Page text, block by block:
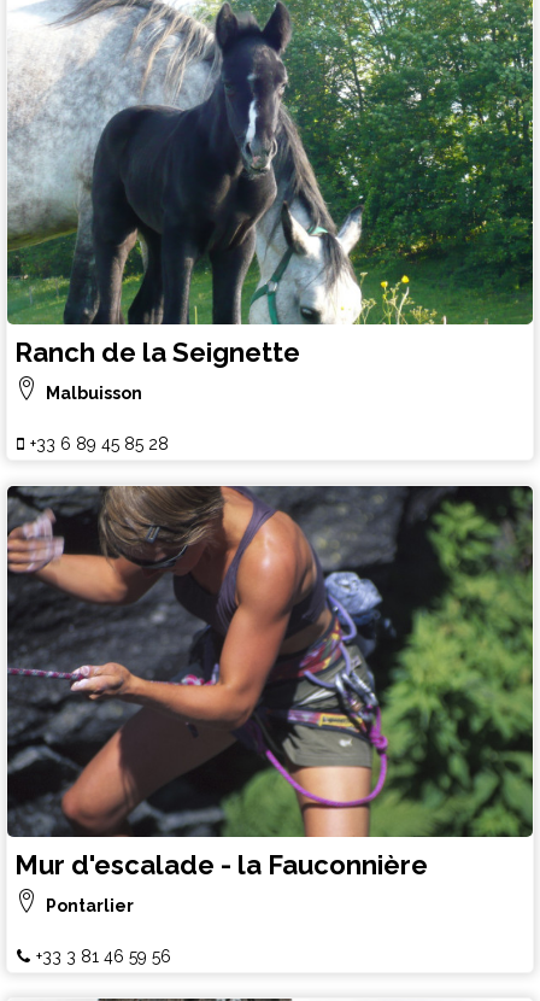
Ranch de la Seignette
Malbuisson
+33 6 89 45 85 28
Mur d'escalade - la Fauconnière
Pontarlier
+33 3 81 46 59 56